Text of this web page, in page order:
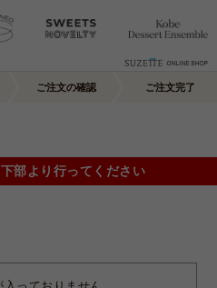
ご注文の確認 ご注文完了
部より行ってください